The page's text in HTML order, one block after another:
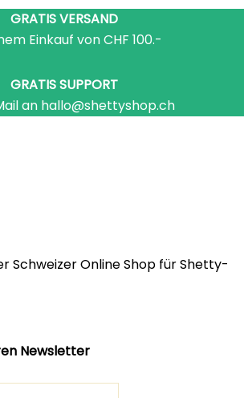
GRATIS VERSAND
Einkauf von CHF 100.-
GRATIS SUPPORT
an hallo@shettyshop.ch
Schweizer Online Shop für Shetty-
Newsletter